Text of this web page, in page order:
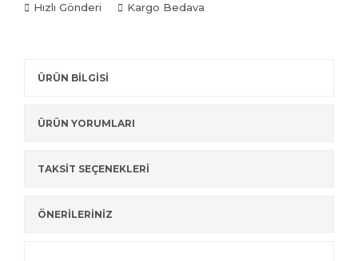
Hızlı Gönderi Kargo Bedava
ÜRÜN BİLGİSİ
ÜRÜN YORUMLARI
TAKSİT SEÇENEKLERİ
ÖNERİLERİNİZ